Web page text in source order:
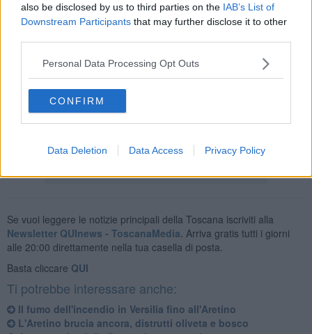
also be disclosed by us to third parties on the IAB’s List of
Downstream Participants that may further disclose it to other
Personal Data Processing Opt Outs
CONFIRM
Data Deletion Data Access Privacy Policy
Anpas 3 e 37, alle squadre di volontari de La Racchetta di Arezzo e
Laterina, ma anche personale Vab, Anpas 15 di Pian di Scò. In
azione pure l'elicottero della Regione Toscana.
Non si registrano, fortunatamente, danni a cose o persone
nonostante la vicinanza delle abitazioni.
Se vuoi leggere le notizie principali della Toscana iscriviti alla
Newsletter QUInews - ToscanaMedia. Arriva gratis tutti i giorni
alle 20:00 direttamente nella tua casella di posta.
Basta cliccare QUI
Ti potrebbe interessare anche:
Il fumo dell'incendio in Versilia fino all'Aretino
L'Aretino brucia ancora, distrutti oliveta e bosco